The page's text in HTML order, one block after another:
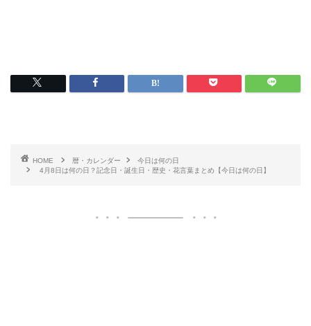
HOME 暦・カレンダー
今日は何の日
4月8日は何の日？記念日・誕生日・歴史・花言葉まとめ【今日は何の日】